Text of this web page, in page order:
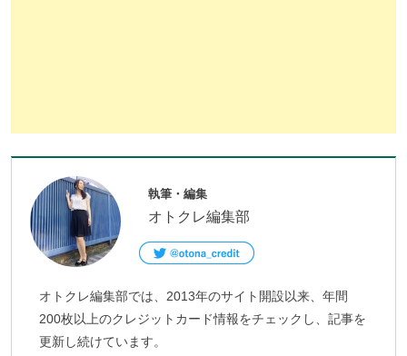
執筆・編集
オトクレ編集部
オトクレ編集部では、2013年のサイト開設以来、年間
200枚以上のクレジットカード情報をチェックし、記事を
更新し続けています。